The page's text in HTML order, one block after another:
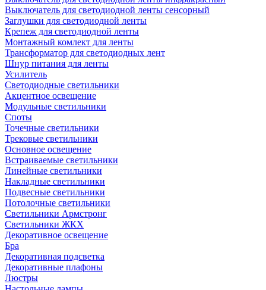
Выключатель для светодиодной ленты сенсорный
Заглушки для светодиодной ленты
Крепеж для светодиодной ленты
Монтажный комлект для ленты
Трансформатор для светодиодных лент
Шнур питания для ленты
Усилитель
Светодиодные светильники
Акцентное освещение
Модульные светильники
Споты
Точечные светильники
Трековые светильники
Основное освещение
Встраиваемые светильники
Линейные светильники
Накладные светильники
Подвесные светильники
Потолочные светильники
Светильники Армстронг
Светильники ЖКХ
Декоративное освещение
Бра
Декоративная подсветка
Декоративные плафоны
Люстры